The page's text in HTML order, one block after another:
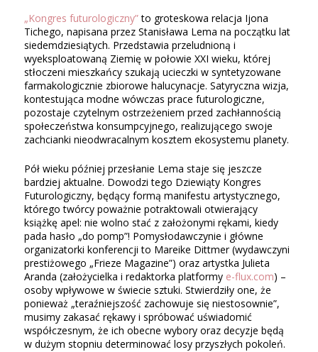
„Kongres futurologiczny”to groteskowa relacja Ijona
Tichego, napisana przez Stanisława Lema na początku lat
siedemdziesiątych. Przedstawia przeludnioną i
wyeksploatowaną Ziemię w połowie XXI wieku, której
stłoczeni mieszkańcy szukają ucieczki w syntetyzowane
farmakologicznie zbiorowe halucynacje. Satyryczna wizja,
kontestująca modne wówczas prace futurologiczne,
pozostaje czytelnym ostrzeżeniem przed zachłannością
społeczeństwa konsumpcyjnego, realizującego swoje
zachcianki nieodwracalnym kosztem ekosystemu planety.
Pół wieku później przesłanie Lema staje się jeszcze
bardziej aktualne. Dowodzi tego Dziewiąty Kongres
Futurologiczny, będący formą manifestu artystycznego,
którego twórcy poważnie potraktowali otwierający
książkę apel: nie wolno stać z założonymi rękami, kiedy
pada hasło „do pomp”! Pomysłodawczynie i główne
organizatorki konferencji to Mareike Dittmer (wydawczyni
prestiżowego „Frieze Magazine”) oraz artystka Julieta
Aranda (założycielka i redaktorka platformy e-flux.com) –
osoby wpływowe w świecie sztuki. Stwierdziły one, że
ponieważ „teraźniejszość zachowuje się niestosownie”,
musimy zakasać rękawy i spróbować uświadomić
współczesnym, że ich obecne wybory oraz decyzje będą
w dużym stopniu determinować losy przyszłych pokoleń.